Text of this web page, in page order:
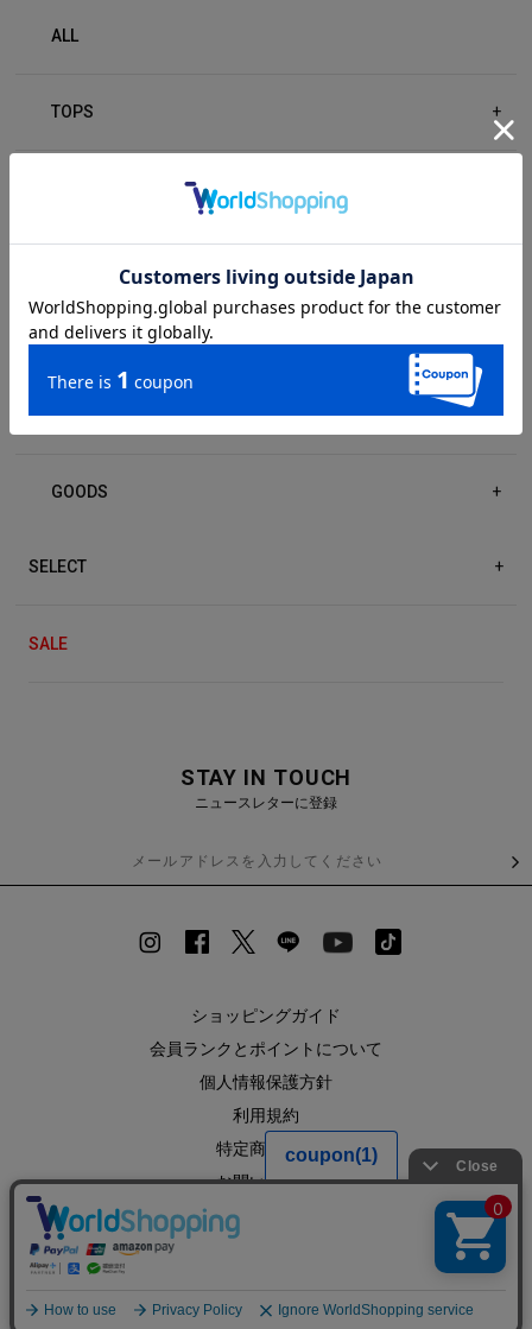
ALL
TOPS +
DRESS/ONE-PIECE
ACCESSORIES +
GOODS +
SELECT +
SALE
STAY IN TOUCH
ニュースレターに登録
ショッピングガイド
会員ランクとポイントについて
個人情報保護方針
利用規約
特定商取引法
お問い合わせ
企業情報